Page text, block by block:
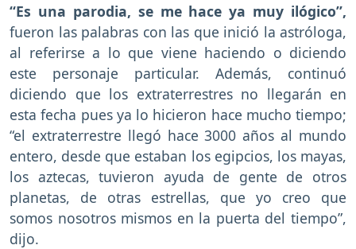
“Es una parodia, se me hace ya muy ilógico”,
fueron las palabras con las que inició la astróloga,
al referirse a lo que viene haciendo o diciendo
este personaje particular. Además, continuó
diciendo que los extraterrestres no llegarán en
esta fecha pues ya lo hicieron hace mucho tiempo;
“el extraterrestre llegó hace 3000 años al mundo
entero, desde que estaban los egipcios, los mayas,
los aztecas, tuvieron ayuda de gente de otros
planetas, de otras estrellas, que yo creo que
somos nosotros mismos en la puerta del tiempo”,
dijo.